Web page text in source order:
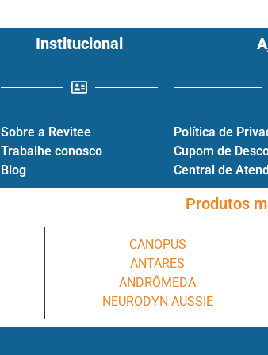
Institucional
Sobre a Revitee
Trabalhe conosco
Blog
Política de
Cupom de
Central de
Produtos
CANOPUS
ANTARES
ANDRÔMEDA
NEURODYN AUSSIE